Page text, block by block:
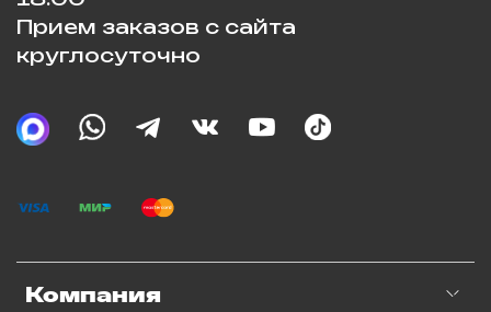
Компания
Прием заказов с сайта
круглосуточно